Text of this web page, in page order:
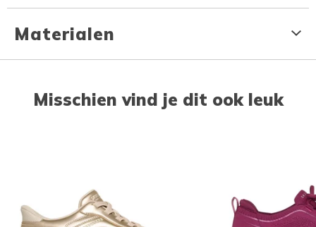
Materialen
Misschien vind je dit ook leuk